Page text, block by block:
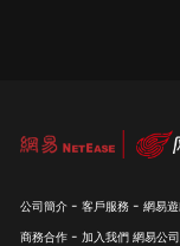
公司簡介 - 客戶服務 - 網易
商務合作 - 加入我們 網易公